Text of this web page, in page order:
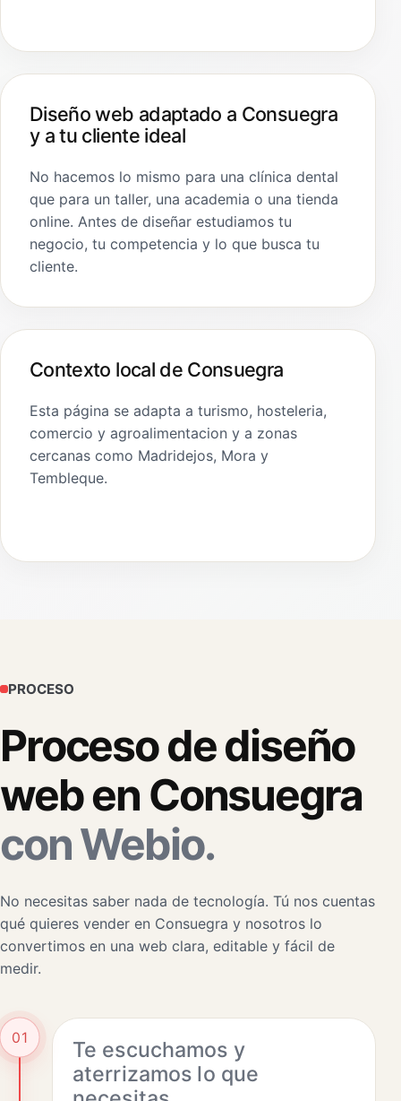
Diseño web adaptado a Consuegra
y a tu cliente ideal
No hacemos lo mismo para una clínica dental
que para un taller, una academia o una tienda
online. Antes de diseñar estudiamos tu
negocio, tu competencia y lo que busca tu
cliente.
Contexto local de Consuegra
Esta página se adapta a turismo, hosteleria,
comercio y agroalimentacion y a zonas
cercanas como Madridejos, Mora y
Tembleque.
PROCESO
Proceso de diseño
web en Consuegra
con Webio.
No necesitas saber nada de tecnología. Tú nos cuentas
qué quieres vender en Consuegra y nosotros lo
convertimos en una web clara, editable y fácil de
medir.
01
Te escuchamos y
aterrizamos lo que